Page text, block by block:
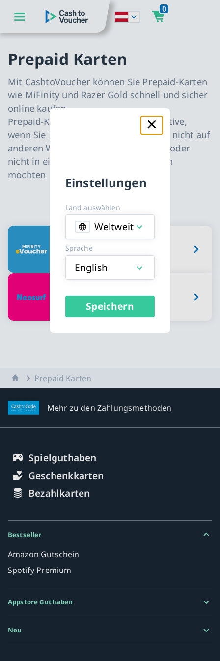
zum Hauptinhalt springen
zur Hauptnavigation springen
CashToVoucher: Zur Startseite
0
Einstellungen
Land auswählen
Weltweit
Sprache
English
Speichern
Prepaid Karten
Mit CashtoVoucher können Sie Prepaid-Karten
wie MiFinity und Razer Gold schnell und sicher
online kaufen.
Prepaid-Karten sind die beste Alternative,
wenn Sie Ihre Zahlungsinformationen nicht auf
anderen Websites eingeben möchten oder
nicht in eine Abonnementfalle geraten
möchten
Erhältliche Prepaid Karten Karttypen
MiFinity eVoucher
Neosurf Gutschein
StartseitePrepaid Karten
Mehr zu den Zahlungsmethoden
Spielguthaben
Geschenkkarten
Bezahlkarten
Bestseller
Amazon Gutschein
Spotify Premium
Appstore Guthaben
Neu